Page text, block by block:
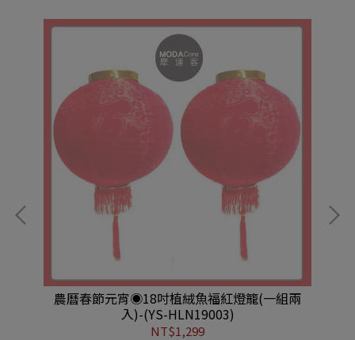
農曆春節元宵◉18吋植絨魚福紅燈籠(一組兩
入)-(YS-HLN19003)
NT$1,299